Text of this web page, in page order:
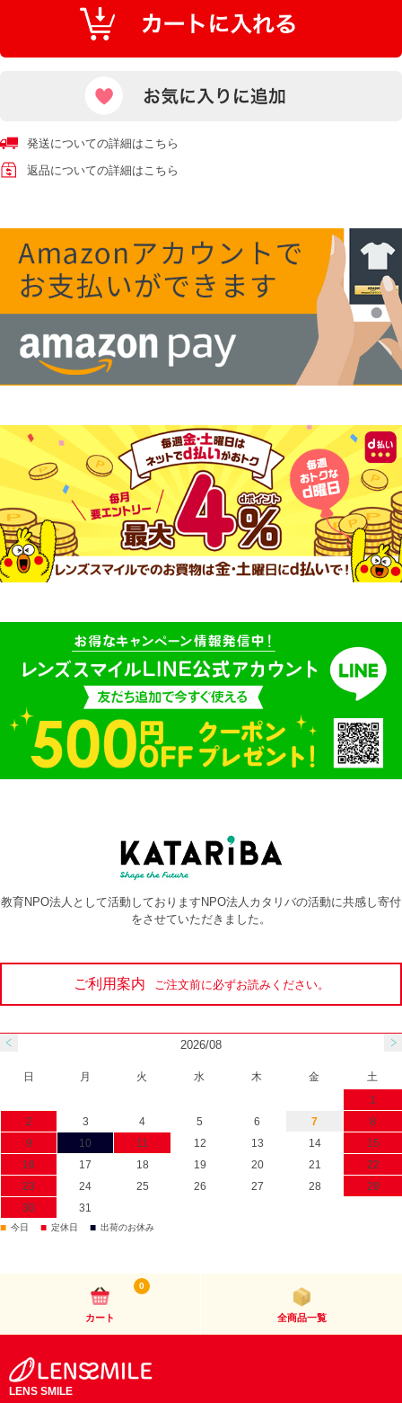
発送についての詳細はこちら
返品についての詳細はこちら
教育NPO法人として活動しておりますNPO法人カタリバの活動に共感し寄付
をさせていただきました。
ご利用案内 ご注文前に必ずお読みください。
2026/08
日 月 火 水 木 金
土
1
2
3 4 5 6 7
8
9
10 11 12 13 14
15
16
17 18 19 20 21
22
23
24 25 26 27 28
29
30
31
■ 今日 ■ 定休日 ■ 出荷のお休み
カート
0
全商品一覧
LENS SMILE